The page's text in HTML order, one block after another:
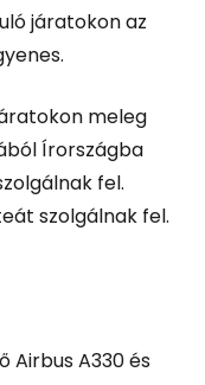
járatokon az
meleg
Írországba
fel.
szolgálnak fel.
Airbus A330 és